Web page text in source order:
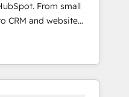
From small
CRM and websites.
in every inch of
in-hand with your
build a better